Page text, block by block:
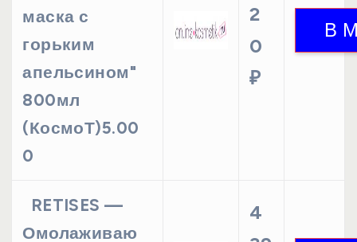
маска с
горьким
апельсином"
800мл
(КосмоТ)5.00
0
2
0
₽
RETISES —
Омолаживаю
4